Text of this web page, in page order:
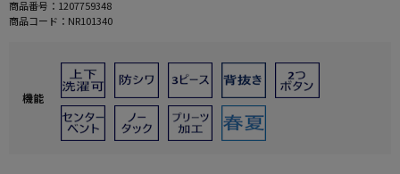
商品番号： 1207759348
商品コード： NR101340
機能